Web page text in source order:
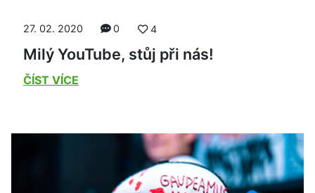
27. 02. 2020 0 4
Milý YouTube, stůj při nás!
ČÍST VÍCE